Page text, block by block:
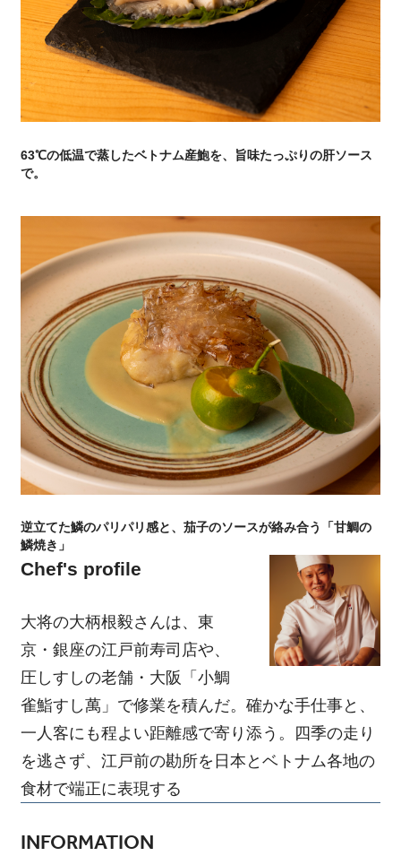
63℃の低温で蒸したベトナム産鮑を、旨味たっぷりの肝ソース
で。
逆立てた鱗のパリパリ感と、茄子のソースが絡み合う「甘鯛の
鱗焼き」
Chef's profile
大将の大柄根毅さんは、東
京・銀座の江戸前寿司店や、
圧しすしの老舗・大阪「小鯛
雀鮨すし萬」で修業を積んだ。確かな手仕事と、
一人客にも程よい距離感で寄り添う。四季の走り
を逃さず、江戸前の勘所を日本とベトナム各地の
食材で端正に表現する
INFORMATION